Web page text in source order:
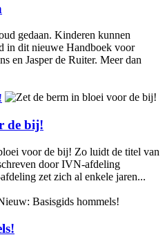
gedaan. Kinderen kunnen
in dit nieuwe Handboek voor
en Jasper de Ruiter. Meer dan
de bij!
voor de bij! Zo luidt de titel van
door IVN-afdeling
zet zich al enkele jaren...